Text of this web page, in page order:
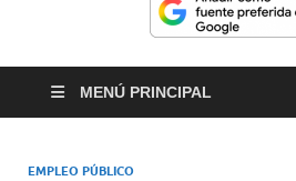
MENÚ PRINCIPAL
EMPLEO PÚBLICO